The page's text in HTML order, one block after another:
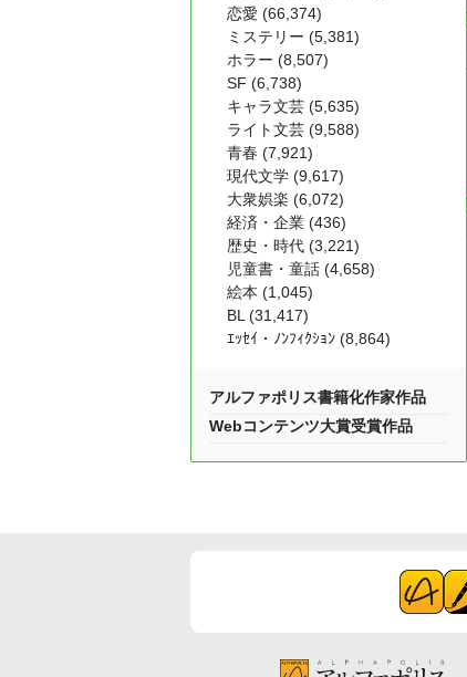
恋愛 (66,374)
ミステリー (5,381)
ホラー (8,507)
SF (6,738)
キャラ文芸 (5,635)
ライト文芸 (9,588)
青春 (7,921)
現代文学 (9,617)
大衆娯楽 (6,072)
経済・企業 (436)
歴史・時代 (3,221)
児童書・童話 (4,658)
絵本 (1,045)
BL (31,417)
ｴｯｾｲ・ﾉﾝﾌｨｸｼｮﾝ (8,864)
アルファポリス書籍化作家作品
Webコンテンツ大賞受賞作品